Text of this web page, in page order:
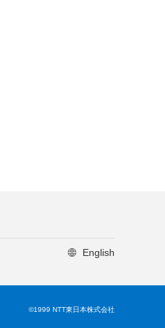
English
©1999 NTT東日本株式会社